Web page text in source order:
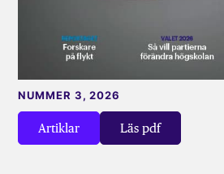
Artiklar Läs pdf
NUMMER 3, 2026